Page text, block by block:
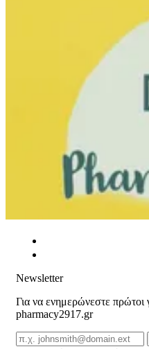
Newsletter
Για να ενημερώνεστε πρώτοι
pharmacy2917.gr
Email